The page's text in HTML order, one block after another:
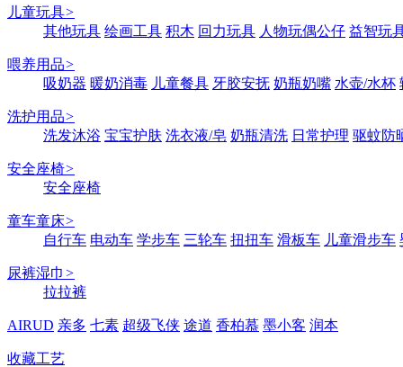
儿童玩具>
其他玩具 绘画工具 积木 回力玩具 人物玩偶公仔 益智玩
喂养用品>
吸奶器 暖奶消毒 儿童餐具 牙胶安抚 奶瓶奶嘴 水壶/水杯
洗护用品>
洗发沐浴 宝宝护肤 洗衣液/皂 奶瓶清洗 日常护理 驱蚊防
安全座椅>
安全座椅
童车童床>
自行车 电动车 学步车 三轮车 扭扭车 滑板车 儿童滑步车
尿裤湿巾 >
拉拉裤
AIRUD 亲多 七素 超级飞侠 途道 香柏慕 墨小客 润本
收藏工艺